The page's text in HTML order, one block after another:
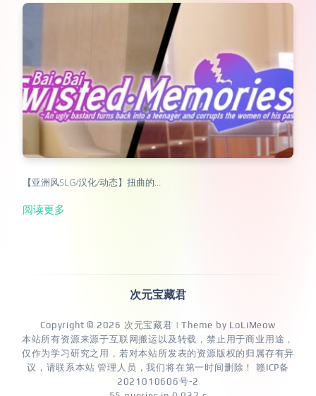
【亚洲风SLG/汉化/动态】扭曲的…
阅读更多
次元宝藏君
Copyright © 2026 次元宝藏君 | Theme by LoLiMeow
本站所有资源来源于互联网搬运以及转载，禁止用于商业用途，
仅作为学习研究之用，若对本站所发表的资源版权的归属存有异
议，请联系本站 管理人员，我们将在第一时间删除！ 赣ICP备
2021010606号-2